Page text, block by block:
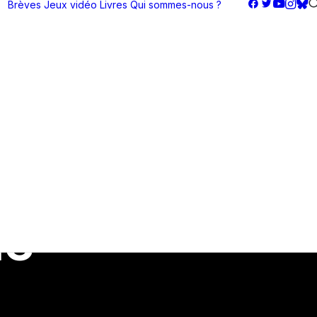
Brèves Jeux vidéo Livres Qui sommes-nous ?